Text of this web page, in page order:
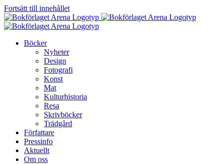
Fortsätt till innehållet
Böcker
Nyheter
Design
Fotografi
Konst
Mat
Kulturhistoria
Resa
Skrivböcker
Trädgård
Författare
Pressinfo
Aktuellt
Om oss